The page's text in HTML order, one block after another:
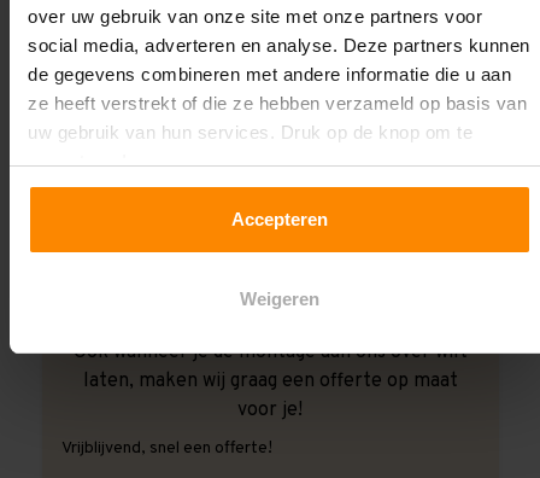
over uw gebruik van onze site met onze partners voor
social media, adverteren en analyse. Deze partners kunnen
de gegevens combineren met andere informatie die u aan
ze heeft verstrekt of die ze hebben verzameld op basis van
uw gebruik van hun services. Druk op de knop om te
accepteren!
Accepteren
Weigeren
Ook wanneer je de montage aan ons over wilt
laten, maken wij graag een offerte op maat
voor je!
Vrijblijvend, snel een offerte!